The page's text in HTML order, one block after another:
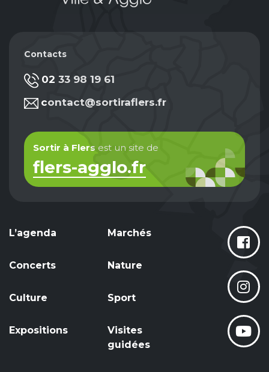
Contacts
02 33 98 19 61
contact@sortiraflers.fr
Sortir à Flers est un site de
flers-agglo.fr
L’agenda
Concerts
Culture
Expositions
Marchés
Nature
Sport
Visites
guidées